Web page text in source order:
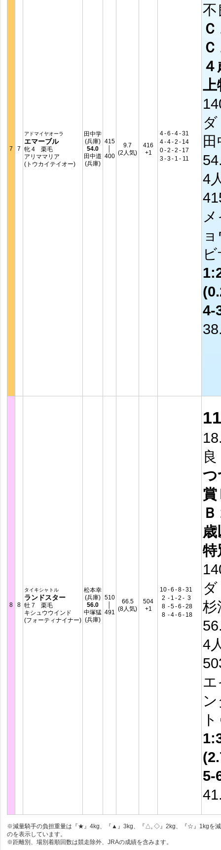
7 7
アドマイヤオーラ
エマーブル
牝 4 栗毛
アリママリア
(トウカイテイオー)
田中学
(兵庫)
54.0
田中道
(兵庫)
415
400
9.7
(2人気)
416
+1
4-6 -4-31
4-4-2 - 14
0-2 -2 - 17
3-3- 1 - 11
不
4
4-
8 8
タイキシャトル
ランドスター
牡 7 栗毛
キシュウウインド
(フォーティナイナー)
松本幸
(兵庫)
56.0
中塚猛
(兵庫)
510
491
66.5
(8人気)
504
+1
10-6 -8-31
2 - 1 -2 - 3
8 -5-6 -28
8 -4-6 - 18
11
良
つ
賞
歳
4
5-
※減量騎手の負担重量は『★』4kg、『▲』3kg、『△, ◇』2kg、『☆』1kgを
のを表示しています。
※距離別、場別着順回数は競走除外、JRAの成績を含みます。